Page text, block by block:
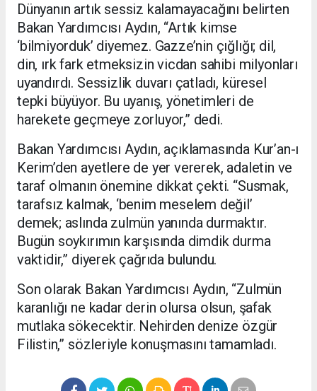
Dünyanın artık sessiz kalamayacağını belirten
Bakan Yardımcısı Aydın, “Artık kimse
‘bilmiyorduk’ diyemez. Gazze’nin çığlığı; dil,
din, ırk fark etmeksizin vicdan sahibi milyonları
uyandırdı. Sessizlik duvarı çatladı, küresel
tepki büyüyor. Bu uyanış, yönetimleri de
harekete geçmeye zorluyor,” dedi.
Bakan Yardımcısı Aydın, açıklamasında Kur’an-ı
Kerim’den ayetlere de yer vererek, adaletin ve
taraf olmanın önemine dikkat çekti. “Susmak,
tarafsız kalmak, ‘benim meselem değil’
demek; aslında zulmün yanında durmaktır.
Bugün soykırımın karşısında dimdik durma
vaktidir,” diyerek çağrıda bulundu.
Son olarak Bakan Yardımcısı Aydın, “Zulmün
karanlığı ne kadar derin olursa olsun, şafak
mutlaka sökecektir. Nehirden denize özgür
Filistin,” sözleriyle konuşmasını tamamladı.